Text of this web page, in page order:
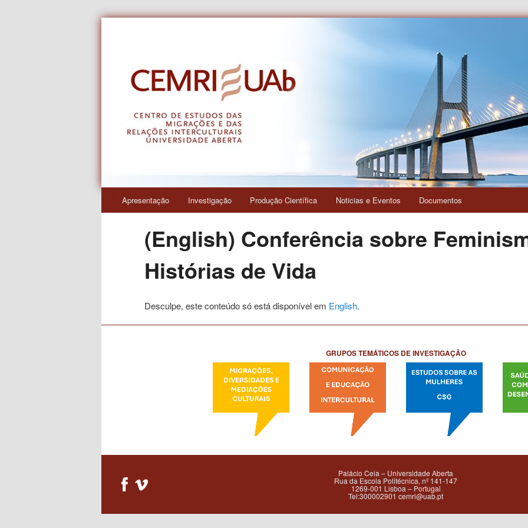
principal
Saltar
Apresentação Investigação Produção Científica Noticias e Eventos Documentos
(English) Conferência sobre
Histórias de Vida
Desculpe, este conteúdo só está disponível em English.
GRUPOS TEMÁTICOS DE INVESTIGAÇÃO
Palácio Ceia – Universidade Aberta
Rua da Escola Politécnica, nº 141-147
1269-001 Lisboa – Portugal
Tel:300002901 cemri@uab.pt